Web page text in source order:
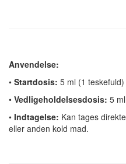
Anvendelse:
• Startdosis: 5 ml (1
• Vedligeholdelsesdosis: 5
• Indtagelse: Kan tages
eller anden kold mad.